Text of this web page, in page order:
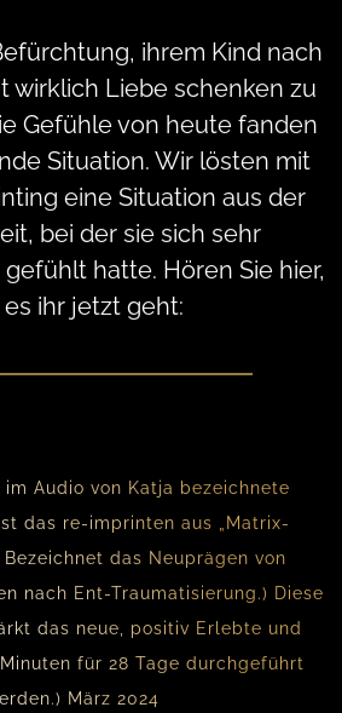
ihrem Kind nach
wirklich Liebe schenken zu
Gefühle von heute fanden
Situation. Wir lösten mit
eine Situation aus der
bei der sie sich sehr
hatte. Hören Sie hier,
ihr jetzt geht:
im Audio von Katja bezeichnete
ist das re-imprinten aus „Matrix-
Bezeichnet das Neuprägen von
nach Ent-Traumatisierung.) Diese
das neue, positiv Erlebte und
für 28 Tage durchgeführt
März 2024